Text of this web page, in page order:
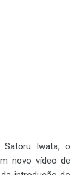
Satoru Iwata, o
novo vídeo de